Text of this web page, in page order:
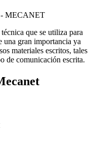
que se utiliza para
una gran importancia ya
materiales escritos, tales
de comunicación escrita.